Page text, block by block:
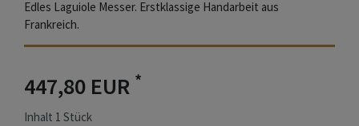
Edles Laguiole Messer. Erstklassige Handarbeit aus
Frankreich.
447,80 EUR *
Inhalt 1 Stück